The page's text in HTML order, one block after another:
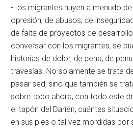
-Los migrantes huyen a menudo
opresión, de abusos, de
de falta de proyectos de
conversar con los migrantes, se
historias de dolor, de pena, de
travesías. No solamente se trata
pasar sed, sino que también se
sobre todo ahora, con todo este
el tapón del Darién, cuántas
en sus pies o tal vez mordidas por